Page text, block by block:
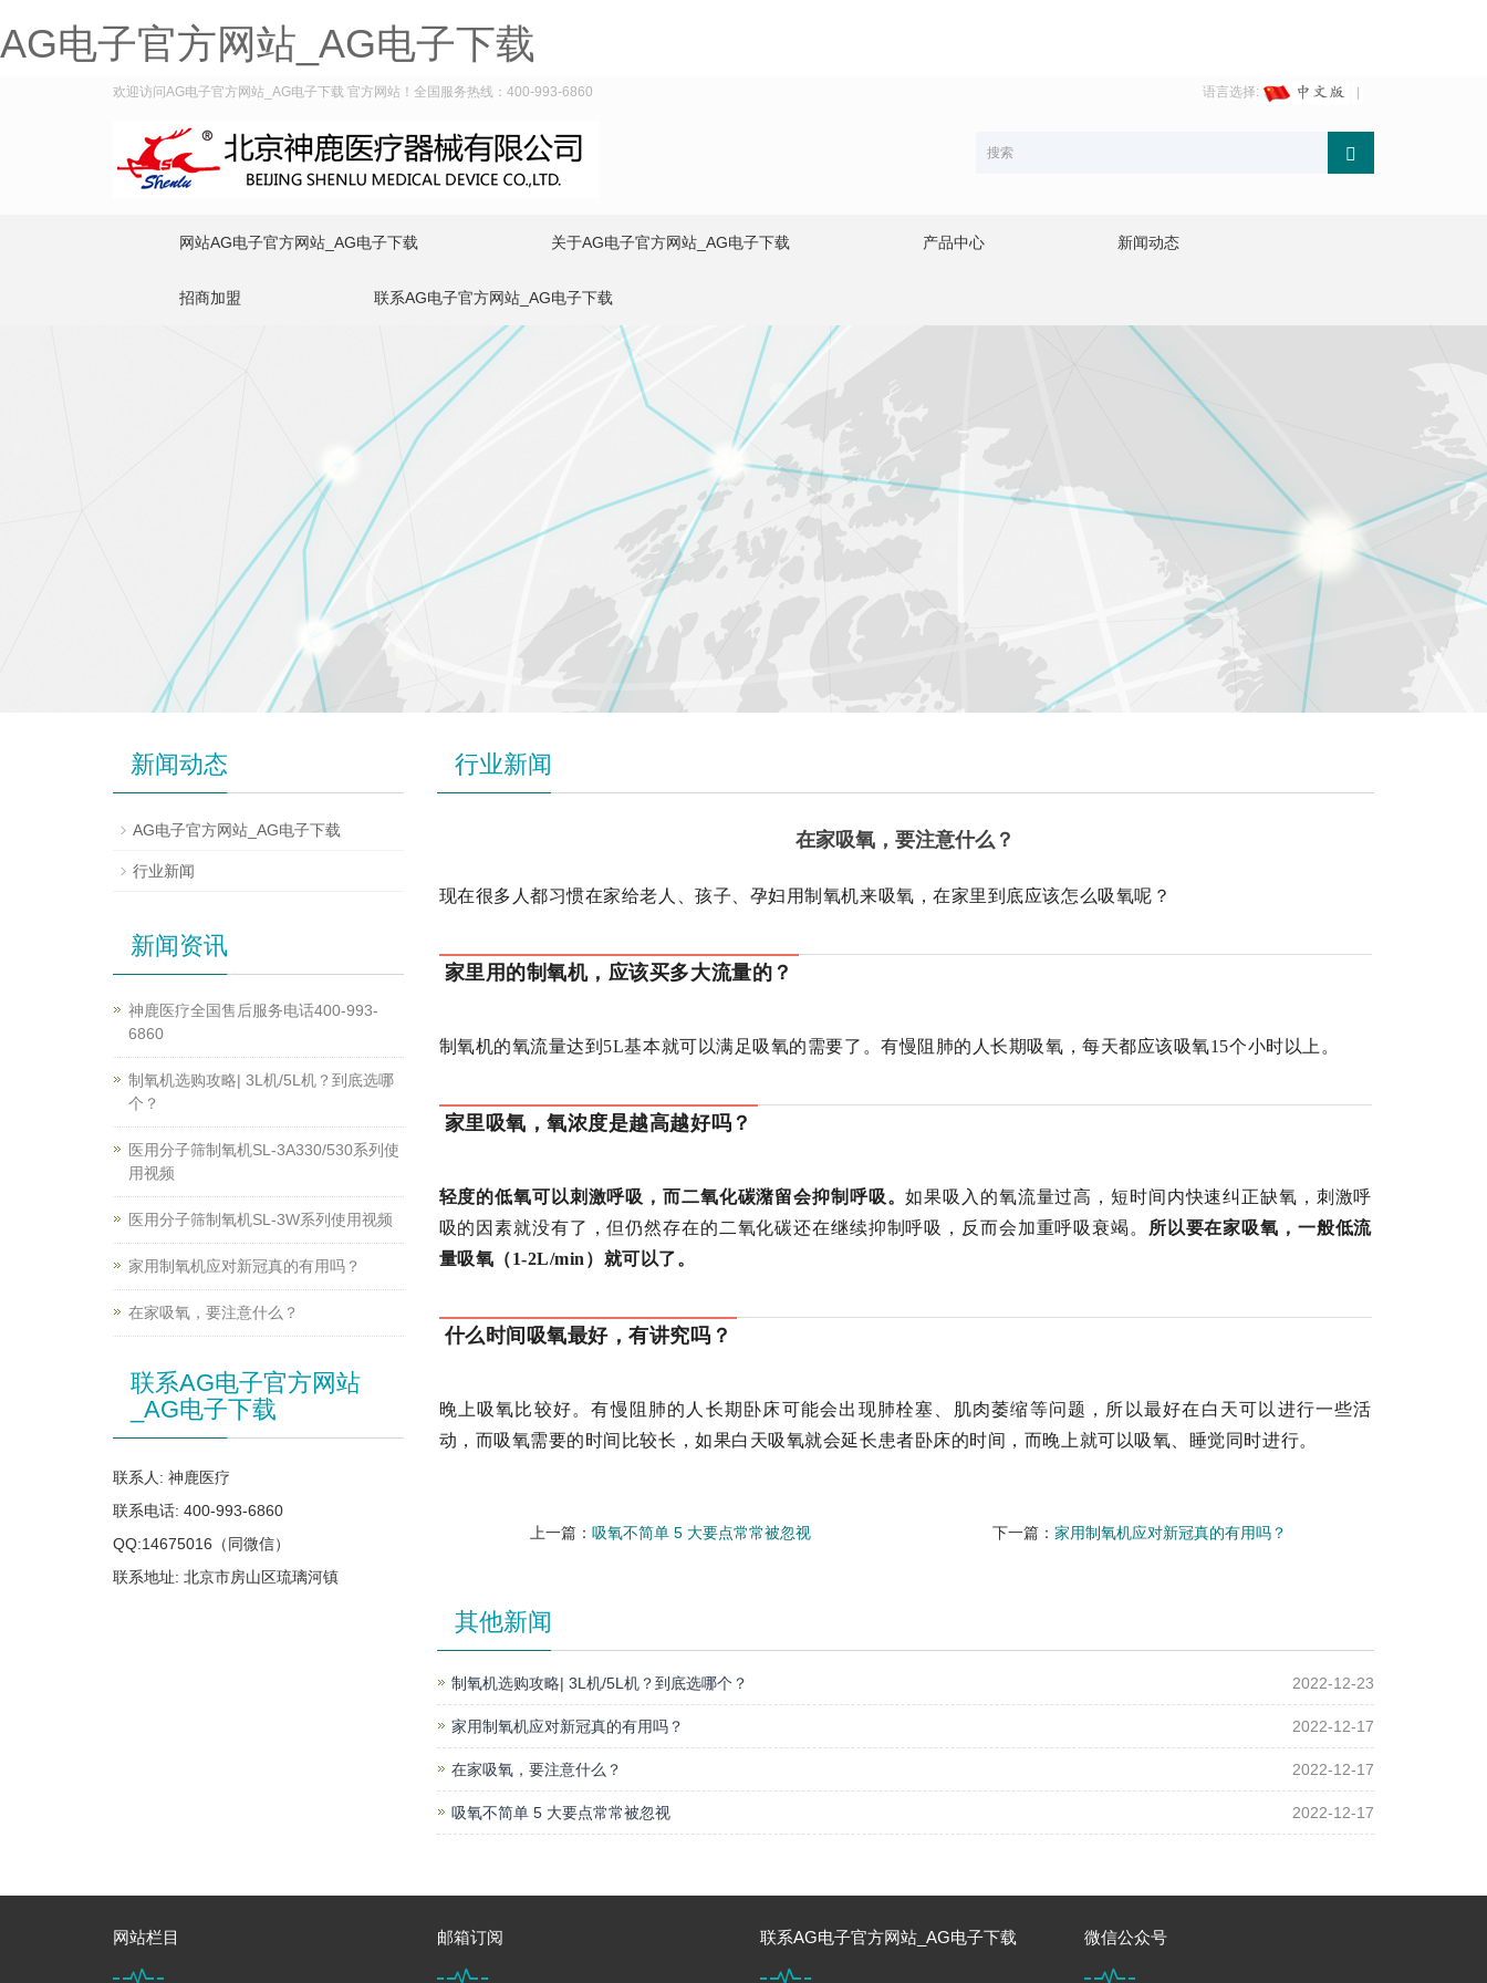
AG电子官方网站_AG电子下载
欢迎访问AG电子官方网站_AG电子下载 官方网站！全国服务热线：400-993-6860 语言选择:
网站AG电子官方网站_AG电子下载 关于AG电子官方网站_AG电子下载 产品中心 新闻动态
招商加盟 联系AG电子官方网站_AG电子下载
行业新闻
在家吸氧，要注意什么？
现在很多人都习惯在家给老人、孩子、孕妇用制氧机来吸氧，在家里到底应该怎么吸氧呢？
家里用的制氧机，应该买多大流量的？
制氧机的氧流量达到5L基本就可以满足吸氧的需要了。有慢阻肺的人长期吸氧，每天都应该吸氧15个小时以上。
家里吸氧，氧浓度是越高越好吗？
轻度的低氧可以刺激呼吸，而二氧化碳潴留会抑制呼吸。如果吸入的氧流量过高，短时间内快速纠正缺氧，刺激呼
吸的因素就没有了，但仍然存在的二氧化碳还在继续抑制呼吸，反而会加重呼吸衰竭。
所以要在家吸氧，一般低流
量吸氧（1-2L/min）就可以了。
什么时间吸氧最好，有讲究吗？
晚上吸氧比较好。有慢阻肺的人长期卧床可能会出现肺栓塞、肌肉萎缩等问题，所以最好在白天可以进行一些活
动，而吸氧需要的时间比较长，如果白天吸氧就会延长患者卧床的时间，而晚上就可以吸氧、睡觉同时进行。
上一篇：吸氧不简单 5 大要点常常被忽视 下一篇：家用制氧机应对新冠真的有用吗？
其他新闻
制氧机选购攻略| 3L机/5L机？到底选哪个？ 2022-12-23
家用制氧机应对新冠真的有用吗？ 2022-12-17
在家吸氧，要注意什么？ 2022-12-17
吸氧不简单 5 大要点常常被忽视 2022-12-17
新闻动态
AG电子官方网站_AG电子下载
行业新闻
新闻资讯
神鹿医疗全国售后服务电话400-993-
6860
制氧机选购攻略| 3L机/5L机？到底选哪
个？
医用分子筛制氧机SL-3A330/530系列使
用视频
医用分子筛制氧机SL-3W系列使用视频
家用制氧机应对新冠真的有用吗？
在家吸氧，要注意什么？
联系AG电子官方网站
_AG电子下载
联系人: 神鹿医疗
联系电话: 400-993-6860
QQ:14675016（同微信）
联系地址: 北京市房山区琉璃河镇
网站栏目 邮箱订阅 联系AG电子官方网站_AG电子下载 微信公众号